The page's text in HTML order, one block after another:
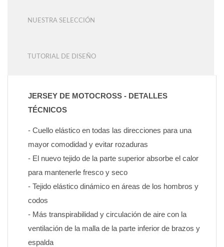
NUESTRA SELECCIÓN
TUTORIAL DE DISEÑO
JERSEY DE MOTOCROSS - DETALLES
TÉCNICOS
- Cuello elástico en todas las direcciones para una
mayor comodidad y evitar rozaduras
- El nuevo tejido de la parte superior absorbe el calor
para mantenerle fresco y seco
- Tejido elástico dinámico en áreas de los hombros y
codos
- Más transpirabilidad y circulación de aire con la
ventilación de la malla de la parte inferior de brazos y
espalda